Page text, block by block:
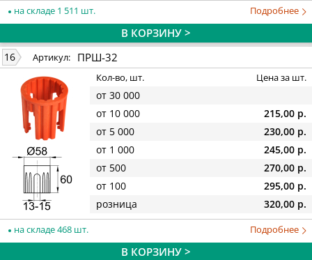
на складе 1 511 шт. Подробнее
В КОРЗИНУ >
16 Артикул: ПРШ-32
Кол-во, шт. Цена за шт.
от 30 000
от 10 000
215,00 р.
от 5 000
230,00 р.
от 1 000
245,00 р.
от 500
270,00 р.
от 100
295,00 р.
розница
320,00 р.
на складе 468 шт. Подробнее
В КОРЗИНУ >